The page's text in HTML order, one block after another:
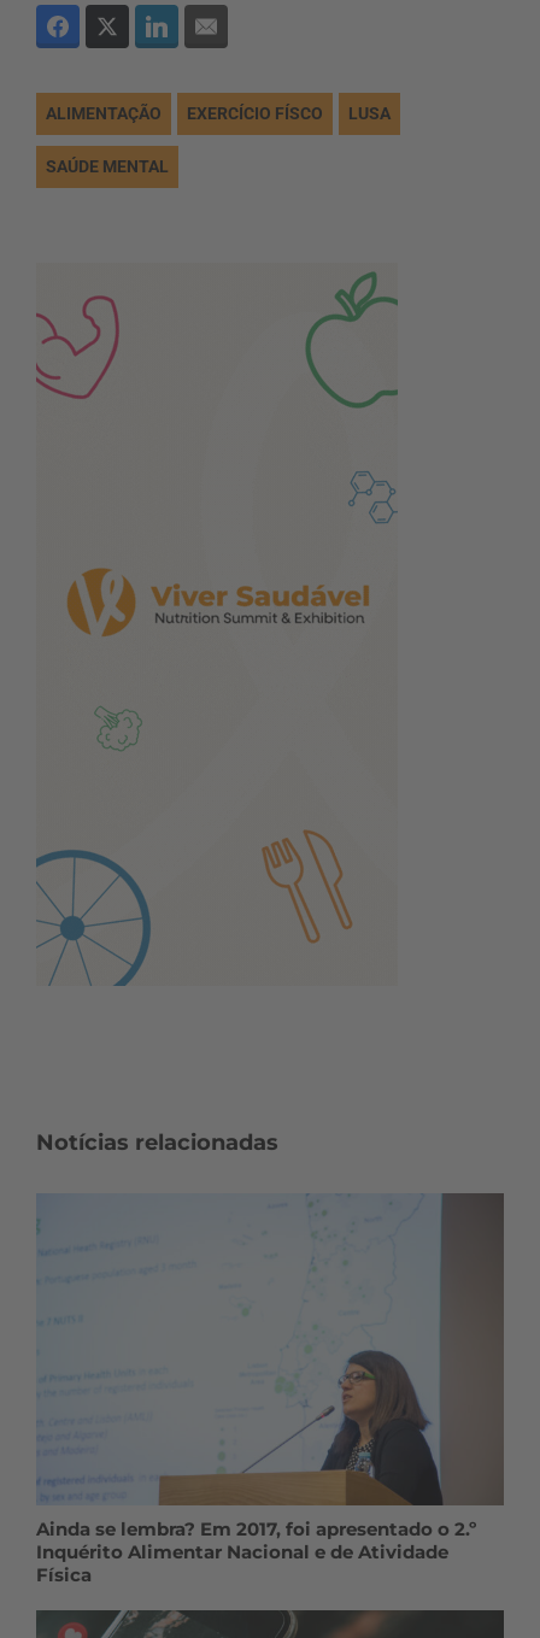
ALIMENTAÇÃO EXERCÍCIO FÍSCO LUSA
SAÚDE MENTAL
Notícias relacionadas
Ainda se lembra? Em 2017, foi apresentado o 2.º
Inquérito Alimentar Nacional e de Atividade
Física